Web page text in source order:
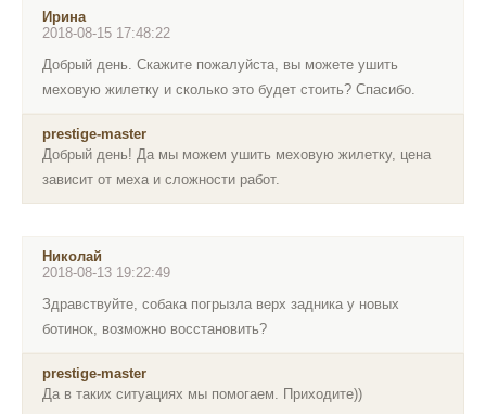
Ирина
2018-08-15 17:48:22
Добрый день. Скажите пожалуйста, вы можете ушить
меховую жилетку и сколько это будет стоить? Спасибо.
prestige-master
Добрый день! Да мы можем ушить меховую жилетку, цена
зависит от меха и сложности работ.
Николай
2018-08-13 19:22:49
Здравствуйте, собака погрызла верх задника у новых
ботинок, возможно восстановить?
prestige-master
Да в таких ситуациях мы помогаем. Приходите))